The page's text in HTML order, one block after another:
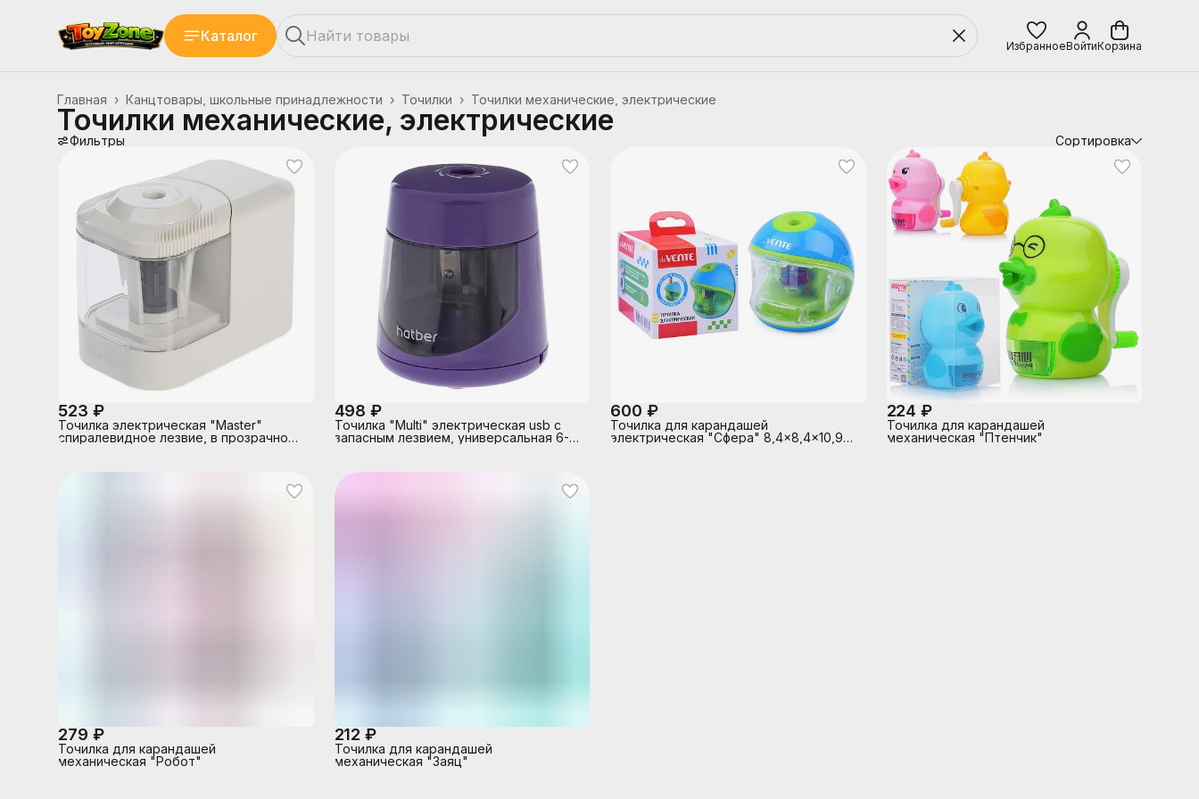
Каталог
ИзбранноеВойтиКорзина
Точилки механические, электрические
Точилки ›
Канцтовары, школьные принадлежности ›
Главная ›
Точилки механические, электрические
Фильтры Сортировка
523 ₽
Точилка электрическая "Master"
спиралевидное лезвие, в прозрачном
498 ₽
Точилка "Multi" электрическая usb с
запасным лезвием, универсальная 6-
600 ₽
Точилка для карандашей
электрическая "Сфера" 8,4x8,4x10,9
224 ₽
Точилка для карандашей
механическая "Птенчик"
279 ₽
Точилка для карандашей
механическая "Робот"
212 ₽
Точилка для карандашей
механическая "Заяц"